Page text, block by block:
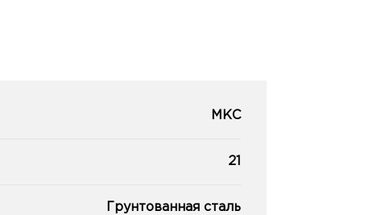
МКС
21
Грунтованная сталь